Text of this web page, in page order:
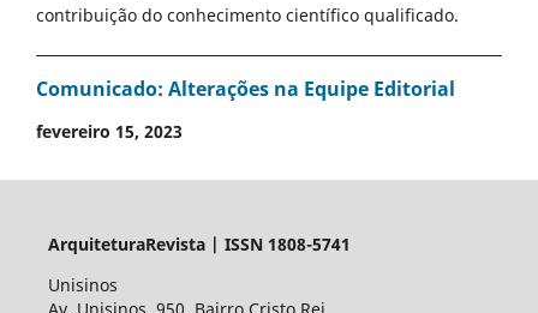
contribuição do conhecimento científico qualificado.
Comunicado: Alterações na Equipe Editorial
fevereiro 15, 2023
ArquiteturaRevista | ISSN 1808-5741
Unisinos